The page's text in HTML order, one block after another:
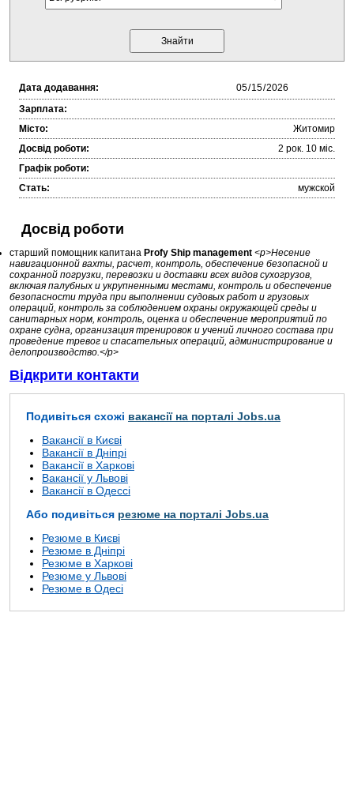
Дата додавання:
Зарплата:
Місто:
Житомир
Досвід роботи:
2 рок. 10 міc.
Графік роботи:
Стать:
мужской
Досвід роботи
старший помощник капитана Profy Ship management <p>Несение
навигационной вахты, расчет, контроль, обеспечение безопасной и
сохранной погрузки, перевозки и доставки всех видов сухогрузов,
включая палубных и укрупненными местами, контроль и обеспечение
безопасности труда при выполнении судовых работ и грузовых
операций, контроль за соблюдением охраны окружающей среды и
санитарных норм, контроль, оценка и обеспечение мероприятий по
охране судна, организация тренировок и учений личного состава при
проведение тревог и спасательных операций, администрирование и
делопроизводство.</p>
Відкрити контакти
Подивіться схожі вакансії на порталі Jobs.ua
Вакансії в Києві
Вакансії в Дніпрі
Вакансії в Харкові
Вакансії у Львові
Вакансії в Одессі
Або подивіться резюме на порталі Jobs.ua
Резюме в Києві
Резюме в Дніпрі
Резюме в Харкові
Резюме у Львові
Резюме в Одесі